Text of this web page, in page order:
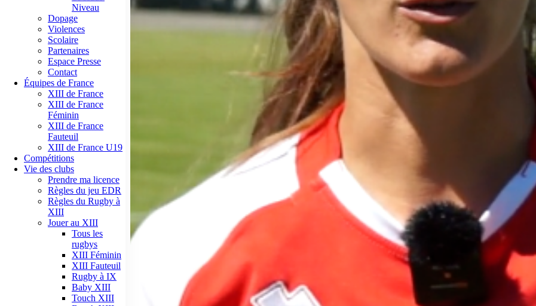
Niveau
Dopage
Violences
Scolaire
Partenaires
Espace Presse
Contact
Équipes de France
XIII de France
XIII de France
Féminin
XIII de France
Fauteuil
XIII de France U19
Compétitions
Vie des clubs
Prendre ma licence
Règles du jeu EDR
Règles du Rugby à
XIII
Jouer au XIII
Tous les
rugbys
XIII Féminin
XIII Fauteuil
Rugby à IX
Baby XIII
Touch XIII